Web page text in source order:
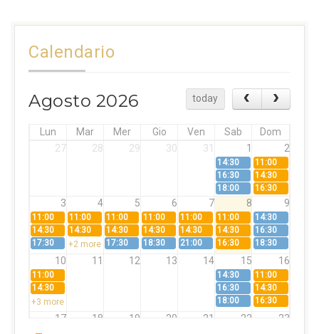
Calendario
Agosto 2026 today
Lun Mar Mer Gio Ven Sab
Dom
27
28 29 30 31 1 2
14:30
11:00
16:30
14:30
18:00
16:30
3 4 5 6 7 8 9
11:00 11:00 11:00 11:00 11:00 11:00
14:30
14:30
14:30 14:30 14:30 14:30 14:30
16:30
17:30
+2 more 17:30 18:30 21:00 16:30 18:30
10 11 12 13 14 15 16
11:00 14:30
11:00
14:30
16:30
14:30
+3 more
18:00 16:30
17 18 19 20 21 22 23